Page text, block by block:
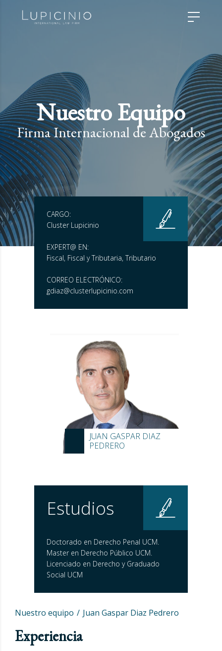
Nuestro Equipo
Firma Internacional de Abogados
CARGO:
Cluster Lupicinio
EXPERT@ EN:
Fiscal, Fiscal y Tributaria, Tributario
CORREO ELECTRÓNICO:
gdiaz@clusterlupicinio.com
JUAN GASPAR DIAZ
PEDRERO
Estudios
Doctorado en Derecho Penal UCM.
Master en Derecho Público UCM.
Licenciado en Derecho y Graduado
Social UCM
Nuestro equipo Juan Gaspar Diaz Pedrero
Experiencia